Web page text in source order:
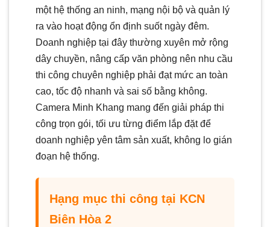
một hệ thống an ninh, mạng nội bộ và quản lý
ra vào hoạt động ổn định suốt ngày đêm.
Doanh nghiệp tại đây thường xuyên mở rộng
dây chuyền, nâng cấp văn phòng nên nhu cầu
thi công chuyên nghiệp phải đạt mức an toàn
cao, tốc độ nhanh và sai số bằng không.
Camera Minh Khang mang đến giải pháp thi
công trọn gói, tối ưu từng điểm lắp đặt để
doanh nghiệp yên tâm sản xuất, không lo gián
đoạn hệ thống.
Hạng mục thi công tại KCN
Biên Hòa 2